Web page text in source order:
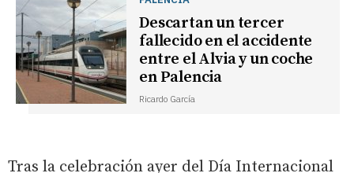
Descartan un tercer
fallecido en el accidente
entre el Alvia y un coche
en Palencia
Ricardo García
Tras la celebración ayer del Día Internacional